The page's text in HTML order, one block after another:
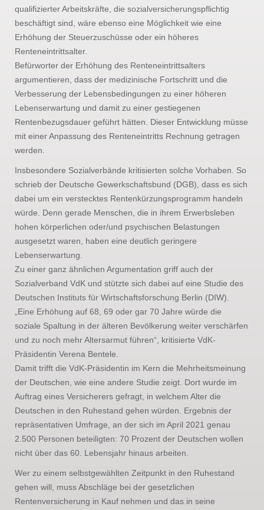
qualifizierter Arbeitskräfte, die sozialversicherungspflichtig
beschäftigt sind, wäre ebenso eine Möglichkeit wie eine
Erhöhung der Steuerzuschüsse oder ein höheres
Renteneintrittsalter.
Befürworter der Erhöhung des Renteneintrittsalters
argumentieren, dass der medizinische Fortschritt und die
Verbesserung der Lebensbedingungen zu einer höheren
Lebenserwartung und damit zu einer gestiegenen
Rentenbezugsdauer geführt hätten. Dieser Entwicklung müsse
mit einer Anpassung des Renteneintritts Rechnung getragen
werden.
Insbesondere Sozialverbände kritisierten solche Vorhaben. So
schrieb der Deutsche Gewerkschaftsbund (DGB), dass es sich
dabei um ein verstecktes Rentenkürzungsprogramm handeln
würde. Denn gerade Menschen, die in ihrem Erwerbsleben
hohen körperlichen oder/und psychischen Belastungen
ausgesetzt waren, haben eine deutlich geringere
Lebenserwartung.
Zu einer ganz ähnlichen Argumentation griff auch der
Sozialverband VdK und stützte sich dabei auf eine Studie des
Deutschen Instituts für Wirtschaftsforschung Berlin (DIW).
„Eine Erhöhung auf 68, 69 oder gar 70 Jahre würde die
soziale Spaltung in der älteren Bevölkerung weiter verschärfen
und zu noch mehr Altersarmut führen“, kritisierte VdK-
Präsidentin Verena Bentele.
Damit trifft die VdK-Präsidentin im Kern die Mehrheitsmeinung
der Deutschen, wie eine andere Studie zeigt. Dort wurde im
Auftrag eines Versicherers gefragt, in welchem Alter die
Deutschen in den Ruhestand gehen würden. Ergebnis der
repräsentativen Umfrage, an der sich im April 2021 genau
2.500 Personen beteiligten: 70 Prozent der Deutschen wollen
nicht über das 60. Lebensjahr hinaus arbeiten.
Wer zu einem selbstgewählten Zeitpunkt in den Ruhestand
gehen will, muss Abschläge bei der gesetzlichen
Rentenversicherung in Kauf nehmen und das in seine